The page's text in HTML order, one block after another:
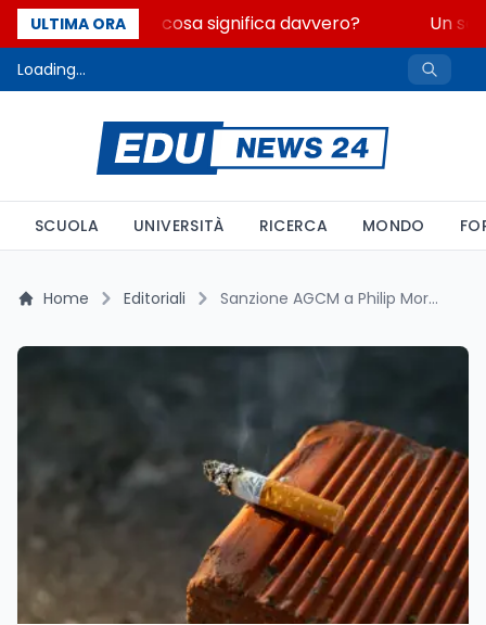
ULTIMA ORA
Fondo perduto: cosa significa davvero? Un
Loading...
SCUOLA UNIVERSITÀ RICERCA MONDO
Home Editoriali Sanzione AGCM a Philip Morris: 7 milioni per i claim 'senza fumo'